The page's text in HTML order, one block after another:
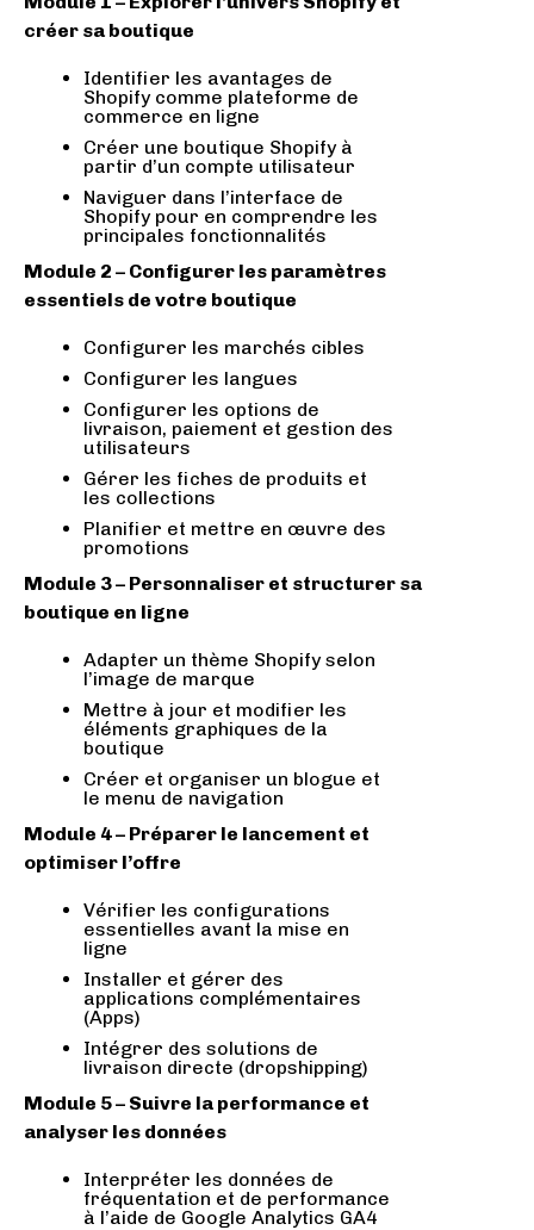
créer sa boutique
Identifier les avantages de
Shopify comme plateforme de
commerce en ligne
Créer une boutique Shopify à
partir d’un compte utilisateur
Naviguer dans l’interface de
Shopify pour en comprendre les
principales fonctionnalités
Module 2 – Configurer les paramètres
essentiels de votre boutique
Configurer les marchés cibles
Configurer les langues
Configurer les options de
livraison, paiement et gestion des
utilisateurs
Gérer les fiches de produits et
les collections
Planifier et mettre en œuvre des
promotions
Module 3 – Personnaliser et structurer sa
boutique en ligne
Adapter un thème Shopify selon
l’image de marque
Mettre à jour et modifier les
éléments graphiques de la
boutique
Créer et organiser un blogue et
le menu de navigation
Module 4 – Préparer le lancement et
optimiser l’offre
Vérifier les configurations
essentielles avant la mise en
ligne
Installer et gérer des
applications complémentaires
(Apps)
Intégrer des solutions de
livraison directe (dropshipping)
Module 5 – Suivre la performance et
analyser les données
Interpréter les données de
fréquentation et de performance
à l’aide de Google Analytics GA4